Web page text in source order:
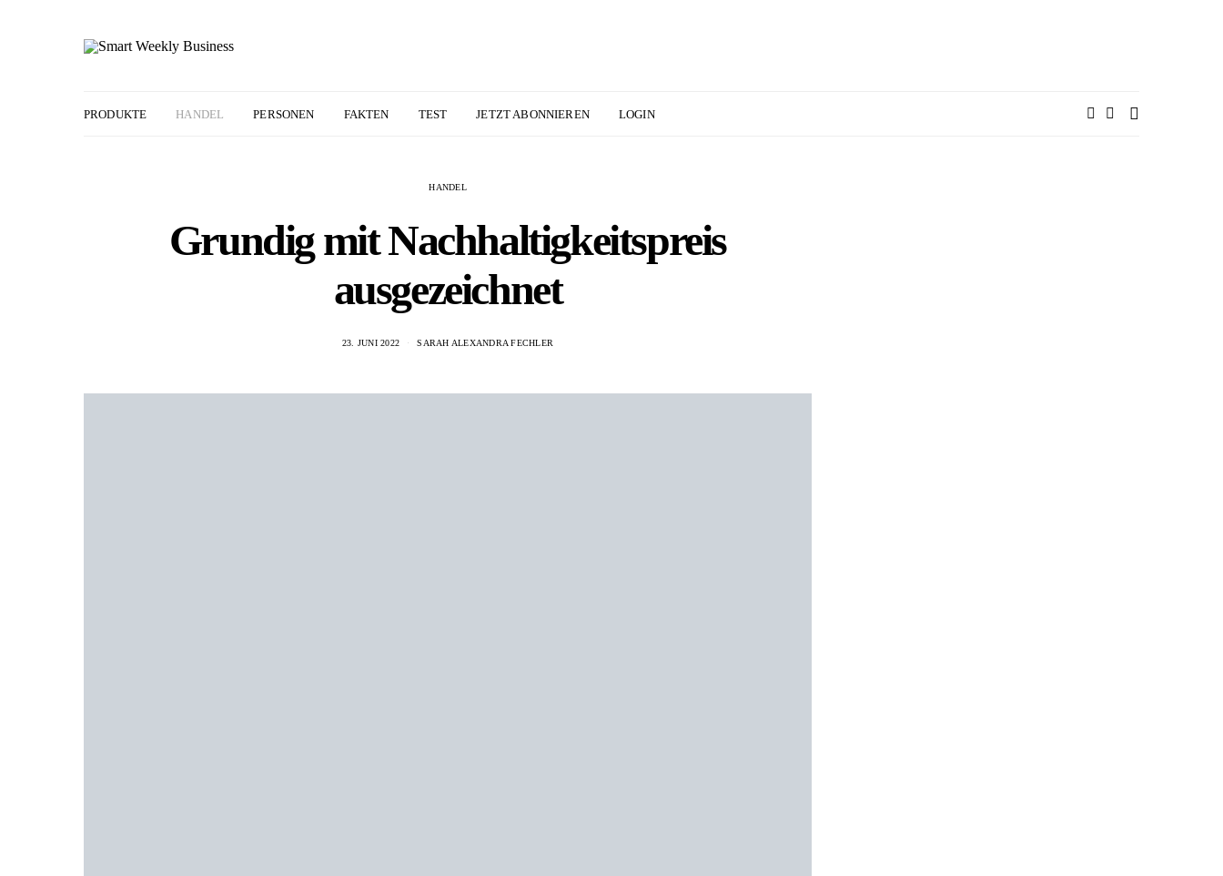
PRODUKTE HANDEL PERSONEN FAKTEN TEST JETZT ABONNIEREN LOGIN
HANDEL
Grundig mit Nachhaltigkeitspreis
ausgezeichnet
23. JUNI 2022 SARAH ALEXANDRA FECHLER